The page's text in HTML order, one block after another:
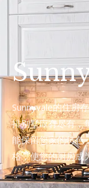
Sunnyvale的住房
排别墅应有尽有，
能保留您家的特色
格，使您的厨房成